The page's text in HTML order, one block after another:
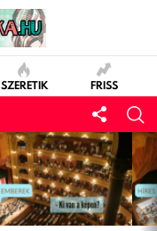
SZERETIK FRISS